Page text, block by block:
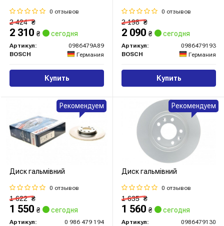
0 отзывов
2 424₴
2 310 ₴ сегодня
Артикул:
0986479A89
BOSCH
Германия
Купить
0 отзывов
2 198₴
2 090 ₴ сегодня
Артикул:
0986479193
BOSCH
Германия
Купить
Диск гальмівний
0 отзывов
1 622₴
1 550 ₴ сегодня
Артикул:
0 986 479 194
Рекомендуем
Диск гальмівний
0 отзывов
1 635₴
1 560 ₴ сегодня
Артикул:
0986479130
Рекомендуем